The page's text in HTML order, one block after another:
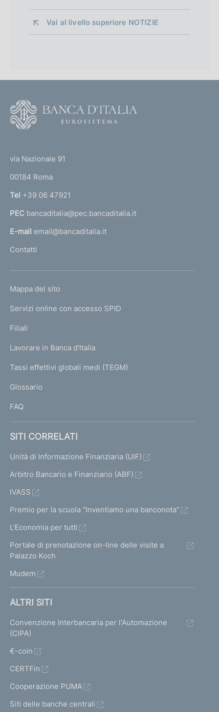
Vai al livello superiore NOTIZIE
r
n
a
l
'
m
e
a
g
via Nazionale 91
00184 Roma
Tel +39 06 47921
PEC bancaditalia@pec.bancaditalia.it
E-mail email@bancaditalia.it
Contatti
L
N
K
T
I
I
Mappa del sito
Servizi online con accesso SPID
Filiali
Lavorare in Banca d'Italia
Tassi effettivi globali medi (TEGM)
Glossario
FAQ
SITI CORRELATI
Unità di Informazione Finanziaria (UIF)
Arbitro Bancario e Finanziario (ABF)
IVASS
Premio per la scuola "Inventiamo una banconota"
L'Economia per tutti
Portale di prenotazione on-line delle visite a
Palazzo Koch
Mudem
ALTRI SITI
Convenzione Interbancaria per l'Automazione
(CIPA)
€-coin
CERTFin
Cooperazione PUMA
Siti delle banche centrali